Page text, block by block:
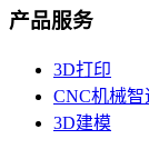
产品服务
3D打印
CNC机械智
3D建模